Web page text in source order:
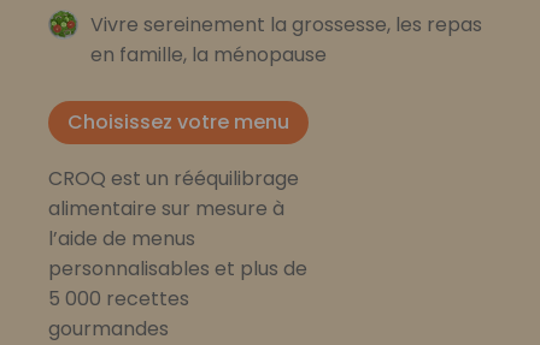
Vivre sereinement la grossesse, les repas
en famille, la ménopause
Choisissez votre menu
CROQ est un rééquilibrage
alimentaire sur mesure à
l’aide de menus
personnalisables et plus de
5 000 recettes
gourmandes